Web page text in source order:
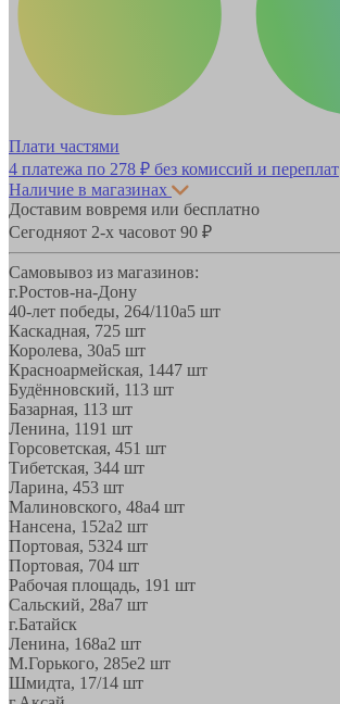
Плати частями
4 платежа по 278 ₽ без комиссий и переплат
Наличие в магазинах
Доставим вовремя или бесплатно
Сегодняот 2-х часовот 90 ₽
Самовывоз из магазинов:
г.Ростов-на-Дону
40-лет победы, 264/110а5 шт
Каскадная, 725 шт
Королева, 30а5 шт
Красноармейская, 1447 шт
Будённовский, 113 шт
Базарная, 113 шт
Ленина, 1191 шт
Горсоветская, 451 шт
Тибетская, 344 шт
Ларина, 453 шт
Малиновского, 48а4 шт
Нансена, 152а2 шт
Портовая, 5324 шт
Портовая, 704 шт
Рабочая площадь, 191 шт
Сальский, 28a7 шт
г.Батайск
Ленина, 168а2 шт
М.Горького, 285е2 шт
Шмидта, 17/14 шт